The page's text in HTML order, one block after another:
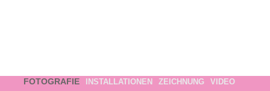
FOTOGRAFIE INSTALLATIONEN ZEICHNUNG VIDEO